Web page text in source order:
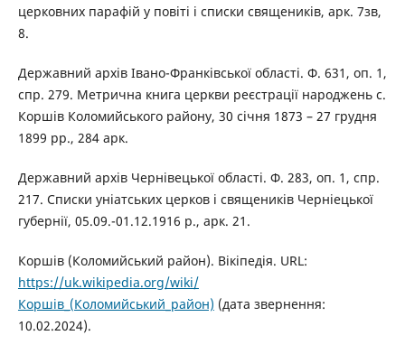
церковних парафій у повіті і списки священиків, арк. 7зв,
8.
Державний архів Івано-Франківської області. Ф. 631, оп. 1,
спр. 279. Метрична книга церкви реєстрації народжень с.
Коршів Коломийського району, 30 січня 1873 – 27 грудня
1899 рр., 284 арк.
Державний архів Чернівецької області. Ф. 283, оп. 1, спр.
217. Списки уніатських церков і священиків Черніецької
губернії, 05.09.-01.12.1916 р., арк. 21.
Коршів (Коломийський район). Вікіпедія. URL:
https://uk.wikipedia.org/wiki/
Коршів_(Коломийський_район) (дата звернення:
10.02.2024).